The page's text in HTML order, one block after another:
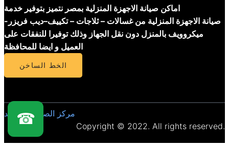
اماكن صيانة الاجهزة المنزلية بمصر نتميز بتوفير خدمة
صيانة الاجهزة المنزلية من غسالات – ثلاجات – تكييف–ديب فريزر-
ميكروويف بالمنزل دون نقل الجهاز وذلك توفيرا للنفقات على
العميل و ايضا للمحافظة
الخط الساخن
مركز الصيانة المعتمد
Copyright © 2022. All rights reserved.
☎